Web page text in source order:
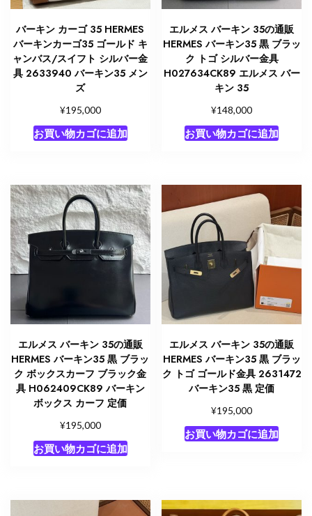
バーキン カーゴ 35 HERMES
バーキンカーゴ35 ゴールド キ
ャンバス/スイフト シルバー金
具 2633940 バーキン35 メン
ズ
¥195,000
お買い物カゴに追加
エルメス バーキン 35の通販
HERMES バーキン35 黒 ブラッ
ク トゴ シルバー金具
H027634CK89 エルメス バー
キン 35
¥148,000
お買い物カゴに追加
エルメス バーキン 35の通販
HERMES バーキン35 黒 ブラッ
ク ボックスカーフ ブラック金
具 H062409CK89 バーキン
ボックス カーフ 定価
¥195,000
お買い物カゴに追加
エルメス バーキン 35の通販
HERMES バーキン35 黒 ブラッ
ク トゴ ゴールド金具 2631472
バーキン35 黒 定価
¥195,000
お買い物カゴに追加